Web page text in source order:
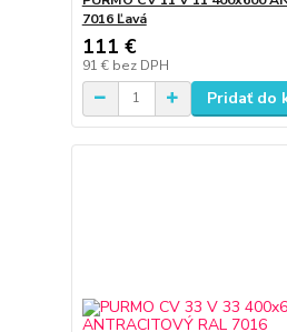
7016 Ľavá
111 €
91 € bez DPH
Pridať do